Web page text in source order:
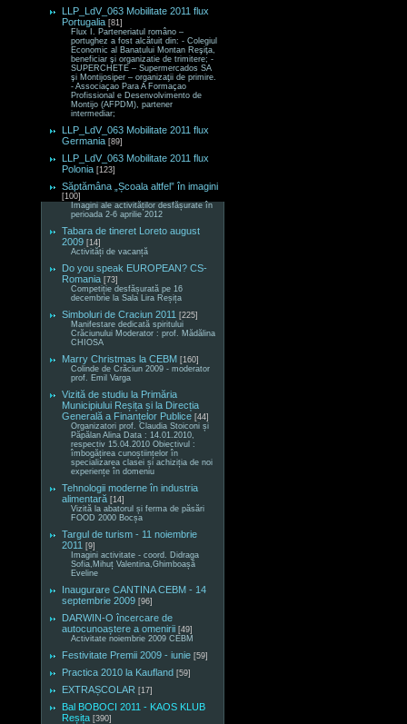
LLP_LdV_063 Mobilitate 2011 flux
Portugalia [81]
Flux I. Parteneriatul româno –
portughez a fost alcătuit din: - Colegiul
Economic al Banatului Montan Reşiţa,
beneficiar şi organizatie de trimitere; -
SUPERCHETE – Supermercados SA
şi Montijosiper – organizaţii de primire.
- Associaçao Para A Formaçao
Profissional e Desenvolvimento de
Montijo (AFPDM), partener
intermediar;
LLP_LdV_063 Mobilitate 2011 flux
Germania [89]
LLP_LdV_063 Mobilitate 2011 flux
Polonia [123]
Săptămâna „Școala altfel” în imagini
[100]
Imagini ale activităților desfășurate în
perioada 2-6 aprilie 2012
Tabara de tineret Loreto august
2009 [14]
Activități de vacanță
Do you speak EUROPEAN? CS-
Romania [73]
Competiție desfășurată pe 16
decembrie la Sala Lira Reșița
Simboluri de Craciun 2011 [225]
Manifestare dedicată spiritului
Crăciunului Moderator : prof. Mădălina
CHIOSA
Marry Christmas la CEBM [160]
Colinde de Crăciun 2009 - moderator
prof. Emil Varga
Vizită de studiu la Primăria
Municipiului Reșița și la Direcția
Generală a Finanțelor Publice [44]
Organizatori prof. Claudia Stoiconi și
Păpălan Alina Data : 14.01.2010,
respectiv 15.04.2010 Obiectivul :
îmbogățirea cunoștiințelor în
specializarea clasei și achiziția de noi
experiențe în domeniu
Tehnologii moderne în industria
alimentară [14]
Vizită la abatorul și ferma de păsări
FOOD 2000 Bocșa
Targul de turism - 11 noiembrie
2011 [9]
Imagini activitate - coord. Didraga
Sofia,Mihuț Valentina,Ghimboașă
Eveline
Inaugurare CANTINA CEBM - 14
septembrie 2009 [96]
DARWIN-O încercare de
autocunoaștere a omenirii [49]
Activitate noiembrie 2009 CEBM
Festivitate Premii 2009 - iunie [59]
Practica 2010 la Kaufland [59]
EXTRAȘCOLAR [17]
Bal BOBOCI 2011 - KAOS KLUB
Reșița [390]